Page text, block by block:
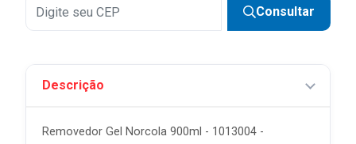
Consultar
Descrição
Removedor Gel Norcola 900ml - 1013004 -